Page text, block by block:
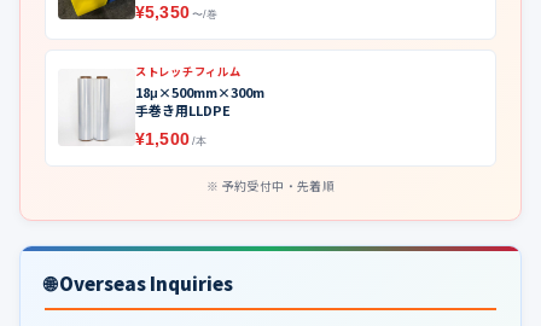
¥5,350 〜/巻
ストレッチフィルム
18μ×500mm×300m
手巻き用LLDPE
¥1,500 /本
予約受付中・先着順
🌐 Overseas Inquiries